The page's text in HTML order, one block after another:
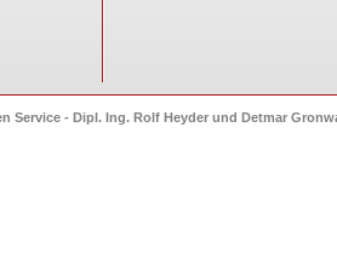
Service - Dipl. Ing. Rolf Heyder und Detmar